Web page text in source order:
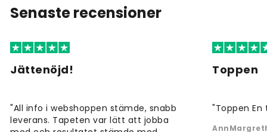
Senaste recensioner
Jättenöjd!
"All info i webshoppen stämde, snabb
leverans. Tapeten var lätt att jobba
Toppen
"Toppen